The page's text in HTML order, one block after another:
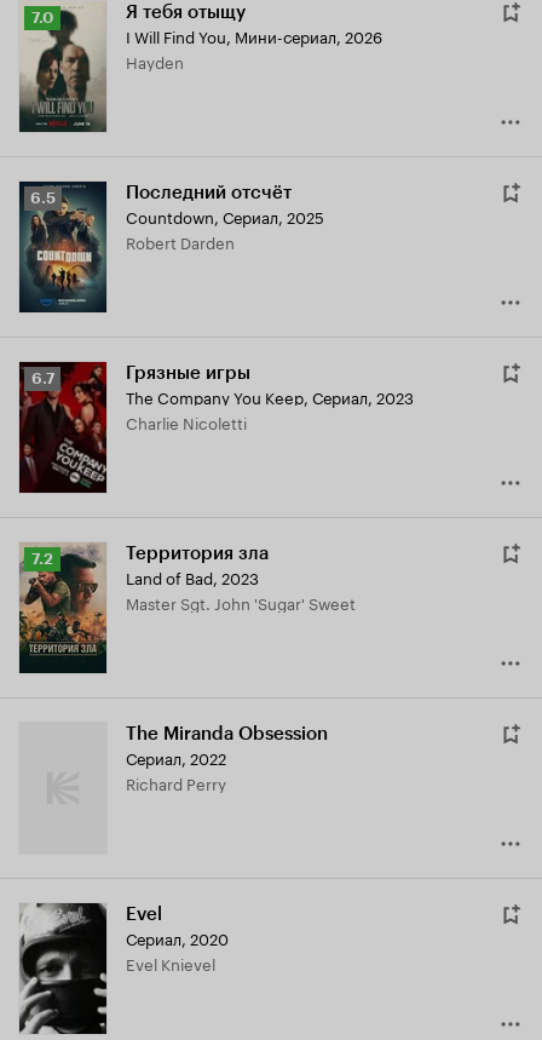
Рейтинг
Кинопоиска
7.0
7.0 Я тебя отыщу
I Will Find You, Мини-сериал, 2026
Hayden
Рейтинг
Кинопоиска
6.5
6.5 Последний отсчёт
Countdown, Сериал, 2025
Robert Darden
Рейтинг
Кинопоиска
6.7 Грязные игры
The Company You Keep, Сериал, 2023
Charlie Nicoletti
Рейтинг
Кинопоиска
7.2
7.2 Территория зла
Land of Bad, 2023
Master Sgt. John 'Sugar' Sweet
The Miranda Obsession
Сериал, 2022
Richard Perry
Evel
Сериал, 2020
Evel Knievel